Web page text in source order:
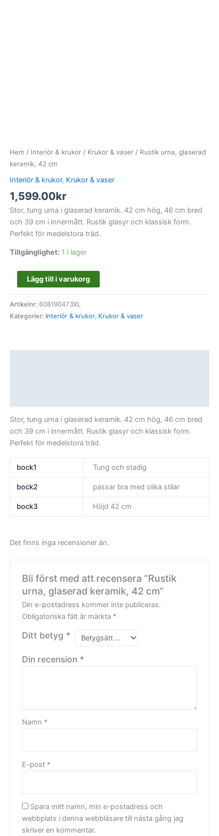
Hem / Interiör & krukor / Krukor & vaser / Rustik urna, glaserad
keramik, 42 cm
Interiör & krukor, Krukor & vaser
1,599.00kr
Stor, tung urna i glaserad keramik. 42 cm hög, 46 cm bred
och 39 cm i innermått. Rustik glasyr och klassisk form.
Perfekt för medelstora träd.
Tillgänglighet: 1 i lager
Lägg till i varukorg
Artikelnr: 608190473XL
Kategorier: Interiör & krukor, Krukor & vaser
Stor, tung urna i glaserad keramik. 42 cm hög, 46 cm bred
och 39 cm i innermått. Rustik glasyr och klassisk form.
Perfekt för medelstora träd.
bock1 Tung och stadig
bock2 passar bra med olika stilar
bock3 Höjd 42 cm
Det finns inga recensioner än.
Bli först med att recensera ”Rustik
urna, glaserad keramik, 42 cm”
Din e-postadress kommer inte publiceras.
Obligatoriska fält är märkta *
Ditt betyg *
Din recension *
Namn *
E-post *
Spara mitt namn, min e-postadress och
webbplats i denna webbläsare till nästa gång jag
skriver en kommentar.